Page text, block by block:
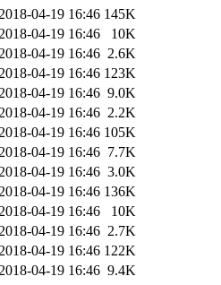
2018-04-19 16:46 145K
2018-04-19 16:46
10K
2018-04-19 16:46 2.6K
2018-04-19 16:46 123K
2018-04-19 16:46 9.0K
2018-04-19 16:46 2.2K
2018-04-19 16:46 105K
2018-04-19 16:46 7.7K
2018-04-19 16:46 3.0K
2018-04-19 16:46 136K
2018-04-19 16:46
10K
2018-04-19 16:46 2.7K
2018-04-19 16:46 122K
2018-04-19 16:46 9.4K